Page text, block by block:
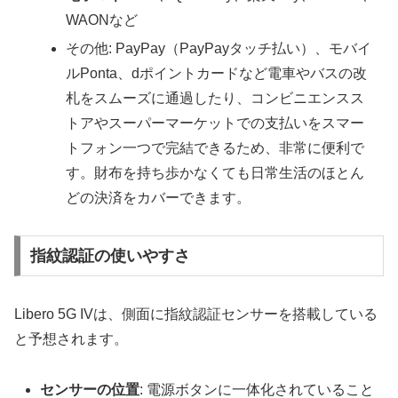
WAONなど
その他: PayPay（PayPayタッチ払い）、モバイ
ルPonta、dポイントカードなど電車やバスの改
札をスムーズに通過したり、コンビニエンスス
トアやスーパーマーケットでの支払いをスマー
トフォン一つで完結できるため、非常に便利で
す。財布を持ち歩かなくても日常生活のほとん
どの決済をカバーできます。
指紋認証の使いやすさ
Libero 5G IVは、側面に指紋認証センサーを搭載している
と予想されます。
センサーの位置: 電源ボタンに一体化されていること